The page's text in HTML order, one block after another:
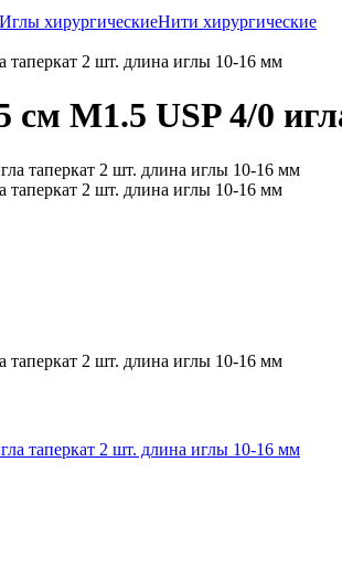
Иглы хирургическиеНити хирургические
2 шт. длина иглы 10-16 мм
см М1.5 USP 4/0
2 шт. длина иглы 10-16 мм
2 шт. длина иглы 10-16 мм